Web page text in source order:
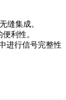
成。
。
中进行信号完整性